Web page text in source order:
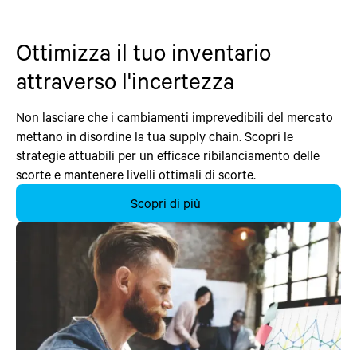
Ottimizza il tuo inventario
attraverso l'incertezza
Non lasciare che i cambiamenti imprevedibili del mercato
mettano in disordine la tua supply chain. Scopri le
strategie attuabili per un efficace ribilanciamento delle
scorte e mantenere livelli ottimali di scorte.
Scopri di più